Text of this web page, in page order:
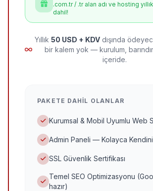
.com.tr / .tr alan adı ve hosting
dahil!
Yıllık 50 USD + KDV dışında
bir kalem yok — kurulum,
içeride.
PAKETE DAHIL OLANLAR
Kurumsal & Mobil Uyumlu Web
Admin Paneli — Kolayca
SSL Güvenlik Sertifikası
Temel SEO Optimizasyonu
hazır)